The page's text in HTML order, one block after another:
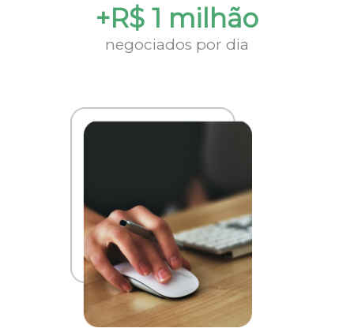
+R$ 1 milhão
negociados por dia